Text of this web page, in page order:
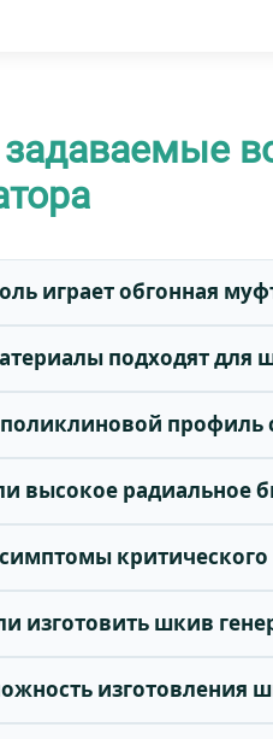
задаваемые
играет обгонная
подходят для
профиль
высокое радиальное
критического
изготовить шкив
изготовления